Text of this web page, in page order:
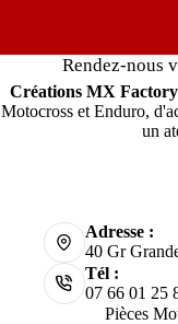
Rendez-nous
Créations MX Factory
Motocross et Enduro,
un
Adresse :
40 Gr
Tél :
07 66 01 25
Pièces